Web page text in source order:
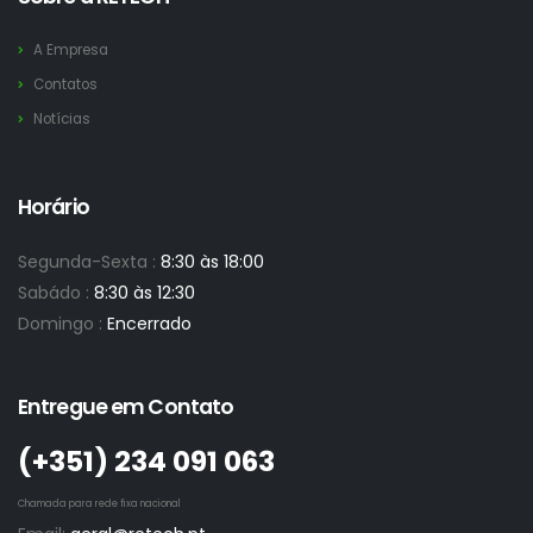
A Empresa
Contatos
Notícias
Horário
Segunda-Sexta : 8:30 às 18:00
Sabádo : 8:30 às 12:30
Domingo : Encerrado
Entregue em Contato
(+351)­ 234 091 063
Chamada para rede fixa nacional